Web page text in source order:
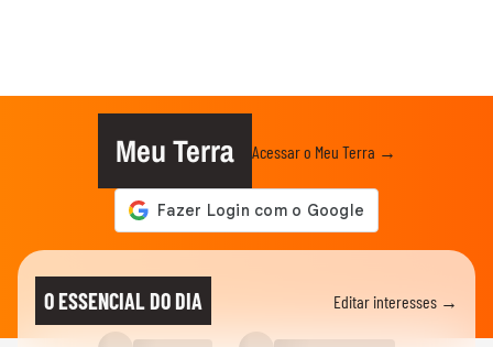
Meu Terra Acessar o Meu Terra →
O ESSENCIAL DO DIA Editar interesses →